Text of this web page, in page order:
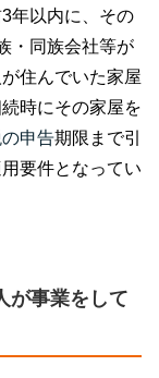
3年以内に、その
・同族会社等が
住んでいた家屋
時にその家屋を
申告期限まで引
要件となってい
が事業をして